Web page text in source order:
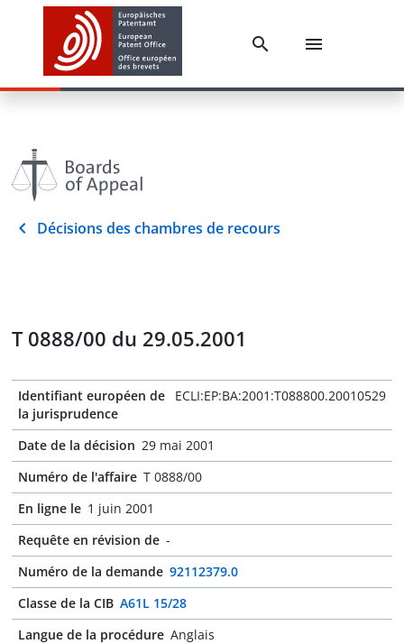
Décisions des chambres de recours
T 0888/00 du 29.05.2001
Identifiant européen de
la jurisprudence
ECLI:EP:BA:2001:T088800.20010529
Date de la décision 29 mai 2001
Numéro de l'affaire T 0888/00
En ligne le 1 juin 2001
Requête en révision de -
Numéro de la demande 92112379.0
Classe de la CIB A61L 15/28
Langue de la procédure Anglais